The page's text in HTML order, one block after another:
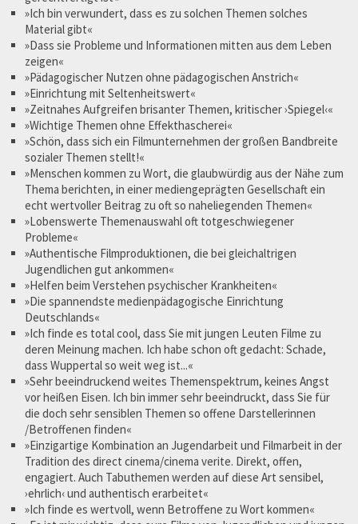
»Ich bin verwundert, dass es zu solchen Themen solches
Material gibt«
»Dass sie Probleme und Informationen mitten aus dem Leben
zeigen«
»Pädagogischer Nutzen ohne pädagogischen Anstrich«
»Einrichtung mit Seltenheitswert«
»Zeitnahes Aufgreifen brisanter Themen, kritischer ›Spiegel‹«
»Wichtige Themen ohne Effekthascherei«
»Schön, dass sich ein Filmunternehmen der großen Bandbreite
sozialer Themen stellt!«
»Menschen kommen zu Wort, die glaubwürdig aus der Nähe zum
Thema berichten, in einer mediengeprägten Gesellschaft ein
echt wertvoller Beitrag zu oft so naheliegenden Themen«
»Lobenswerte Themenauswahl oft totgeschwiegener
Probleme«
»Authentische Filmproduktionen, die bei gleichaltrigen
Jugendlichen gut ankommen«
»Helfen beim Verstehen psychischer Krankheiten«
»Die spannendste medienpädagogische Einrichtung
Deutschlands«
»Ich finde es total cool, dass Sie mit jungen Leuten Filme zu
deren Meinung machen. Ich habe schon oft gedacht: Schade,
dass Wuppertal so weit weg ist...«
»Sehr beeindruckend weites Themenspektrum, keines Angst
vor heißen Eisen. Ich bin immer sehr beeindruckt, dass Sie für
die doch sehr sensiblen Themen so offene Darstellerinnen
/Betroffenen finden«
»Einzigartige Kombination an Jugendarbeit und Filmarbeit in der
Tradition des direct cinema/cinema verite. Direkt, offen,
engagiert. Auch Tabuthemen werden auf diese Art sensibel,
›ehrlich‹ und authentisch erarbeitet«
»Ich finde es wertvoll, wenn Betroffene zu Wort kommen«